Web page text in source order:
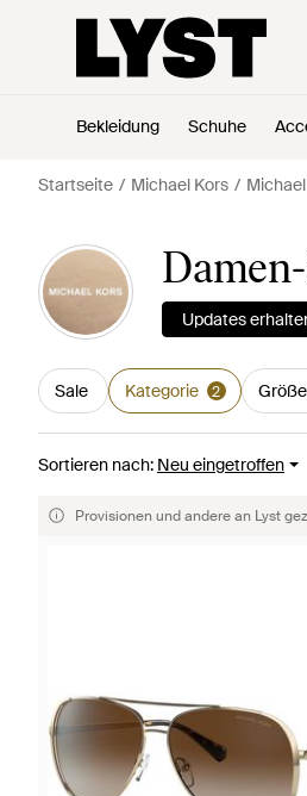
Bekleidung Schuhe
Startseite Michael Kors
Updates
Sale Kategorie 2 Größe
Sortieren nach: Neu eingetroffen
Provisionen und andere an Lyst